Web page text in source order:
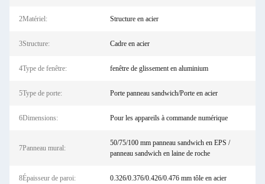
2Matériel: Structure en acier
3Structure: Cadre en acier
4Type de fenêtre: fenêtre de glissement en aluminium
5Type de porte: Porte panneau sandwich/Porte en acier
6Dimensions: Pour les appareils à commande numérique
7Panneau mural:
50/75/100 mm panneau sandwich en EPS /
panneau sandwich en laine de roche
8Épaisseur de paroi: 0.326/0.376/0.426/0.476 mm tôle en acier